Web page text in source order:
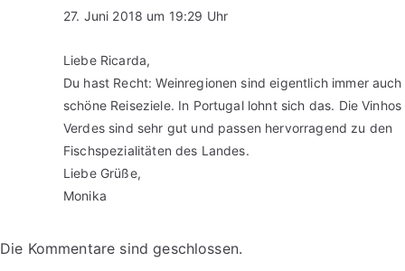
27. Juni 2018 um 19:29 Uhr
Liebe Ricarda,
Du hast Recht: Weinregionen sind eigentlich immer auch
schöne Reiseziele. In Portugal lohnt sich das. Die Vinhos
Verdes sind sehr gut und passen hervorragend zu den
Fischspezialitäten des Landes.
Liebe Grüße,
Monika
Die Kommentare sind geschlossen.